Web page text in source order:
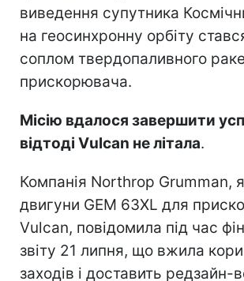
виведення супутника
на геосинхронну орбіту стався
соплом твердопаливного
прискорювача.
Місію вдалося завершити
відтоді Vulcan не літала.
Компанія Northrop Grumman,
двигуни GEM 63XL для
Vulcan, повідомила під час
звіту 21 липня, що вжила
заходів і доставить редзайн-